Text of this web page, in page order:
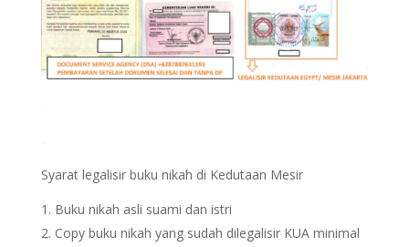
Syarat legalisir buku nikah di Kedutaan Mesir
Buku nikah asli suami dan istri
Copy buku nikah yang sudah dilegalisir KUA minimal